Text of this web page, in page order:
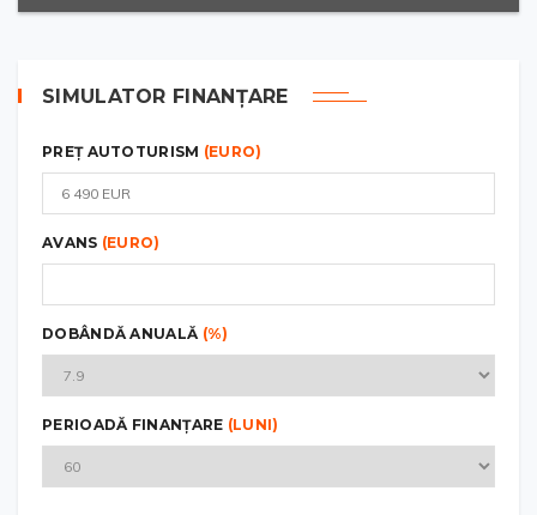
SIMULATOR FINANȚARE
PREȚ AUTOTURISM (EURO)
AVANS (EURO)
DOBÂNDĂ ANUALĂ (%)
PERIOADĂ FINANȚARE (LUNI)